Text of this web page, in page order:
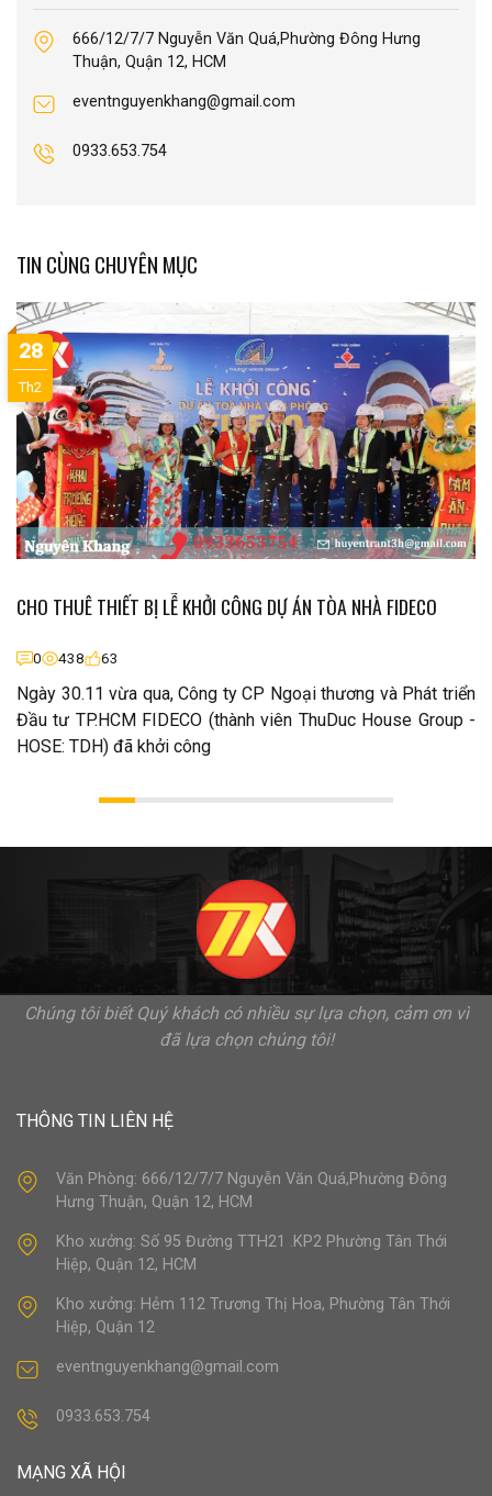
666/12/7/7 Nguyễn Văn Quá,Phường Đông Hưng
Thuận, Quận 12, HCM
eventnguyenkhang@gmail.com
0933.653.754
TIN CÙNG CHUYÊN MỤC
CHO THUÊ THIẾT BỊ LỄ KHỞI CÔNG DỰ ÁN TÒA NHÀ FIDECO
0 438 63
Ngày 30.11 vừa qua, Công ty CP Ngoại thương và Phát triển
Đầu tư TP.HCM FIDECO (thành viên ThuDuc House Group -
HOSE: TDH) đã khởi công
28
Th2
Chúng tôi biết Quý khách có nhiều sự lựa chọn, cảm ơn vì
đã lựa chọn chúng tôi!
THÔNG TIN LIÊN HỆ
Văn Phòng: 666/12/7/7 Nguyễn Văn Quá,Phường Đông
Hưng Thuận, Quận 12, HCM
Kho xưởng: Số 95 Đường TTH21 .KP2 Phường Tân Thới
Hiệp, Quận 12, HCM
Kho xưởng: Hẻm 112 Trương Thị Hoa, Phường Tân Thới
Hiệp, Quận 12
eventnguyenkhang@gmail.com
0933.653.754
MẠNG XÃ HỘI